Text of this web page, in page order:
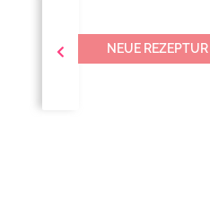
NEUE REZEPTUR